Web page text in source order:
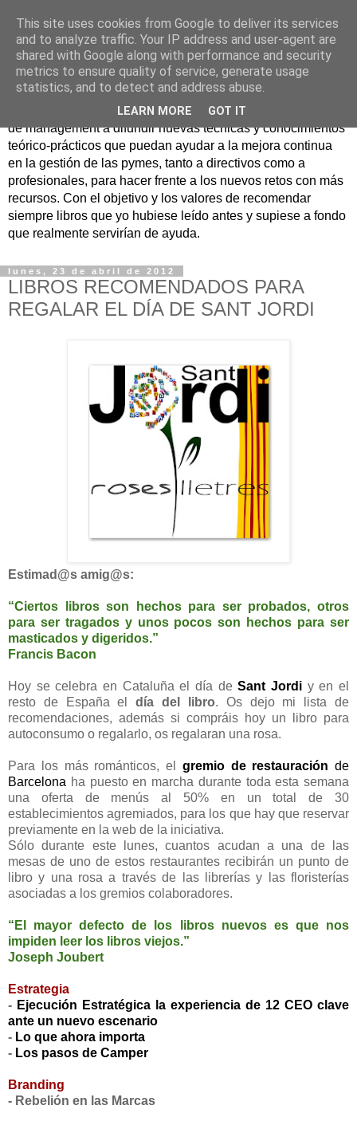
Nuevo Viernes - Nuevo
Libro
Nace con la misión de ayudar mediante la lectura de libros
de management a difundir nuevas técnicas y conocimientos
teórico-prácticos que puedan ayudar a la mejora continua
en la gestión de las pymes, tanto a directivos como a
profesionales, para hacer frente a los nuevos retos con más
recursos. Con el objetivo y los valores de recomendar
siempre libros que yo hubiese leído antes y supiese a fondo
que realmente servirían de ayuda.
lunes, 23 de abril de 2012
LIBROS RECOMENDADOS PARA
REGALAR EL DÍA DE SANT JORDI
Estimad@s amig@s:
“Ciertos libros son hechos para ser probados, otros
para ser tragados y unos pocos son hechos para ser
masticados y digeridos.”
Francis Bacon
Hoy se celebra en Cataluña el día deSant Jordi y en el
resto de España eldía del libro. Os dejo mi lista de
recomendaciones, además si compráis hoy un libro para
autoconsumo o regalarlo, os regalaran una rosa.
Para los más románticos, el gremio de restauración de
Barcelona ha puesto en marcha durante toda esta semana
una oferta de menús al 50% en un total de 30
establecimientos agremiados, para los que hay que reservar
previamente en la web de la iniciativa.
Sólo durante este lunes, cuantos acudan a una de las
mesas de uno de estos restaurantes recibirán un punto de
libro y una rosa a través de las librerías y las floristerías
asociadas a los gremios colaboradores.
“El mayor defecto de los libros nuevos es que nos
impiden leer los libros viejos.”
Joseph Joubert
Estrategia
- Ejecución Estratégica la experiencia de 12 CEO clave
ante un nuevo escenario
- Lo que ahora importa
- Los pasos de Camper
Branding
- Rebelión en las Marcas
This site uses cookies from Google to deliver its services
and to analyze traffic. Your IP address and user-agent are
shared with Google along with performance and security
metrics to ensure quality of service, generate usage
statistics, and to detect and address abuse.
LEARN MORE GOT IT